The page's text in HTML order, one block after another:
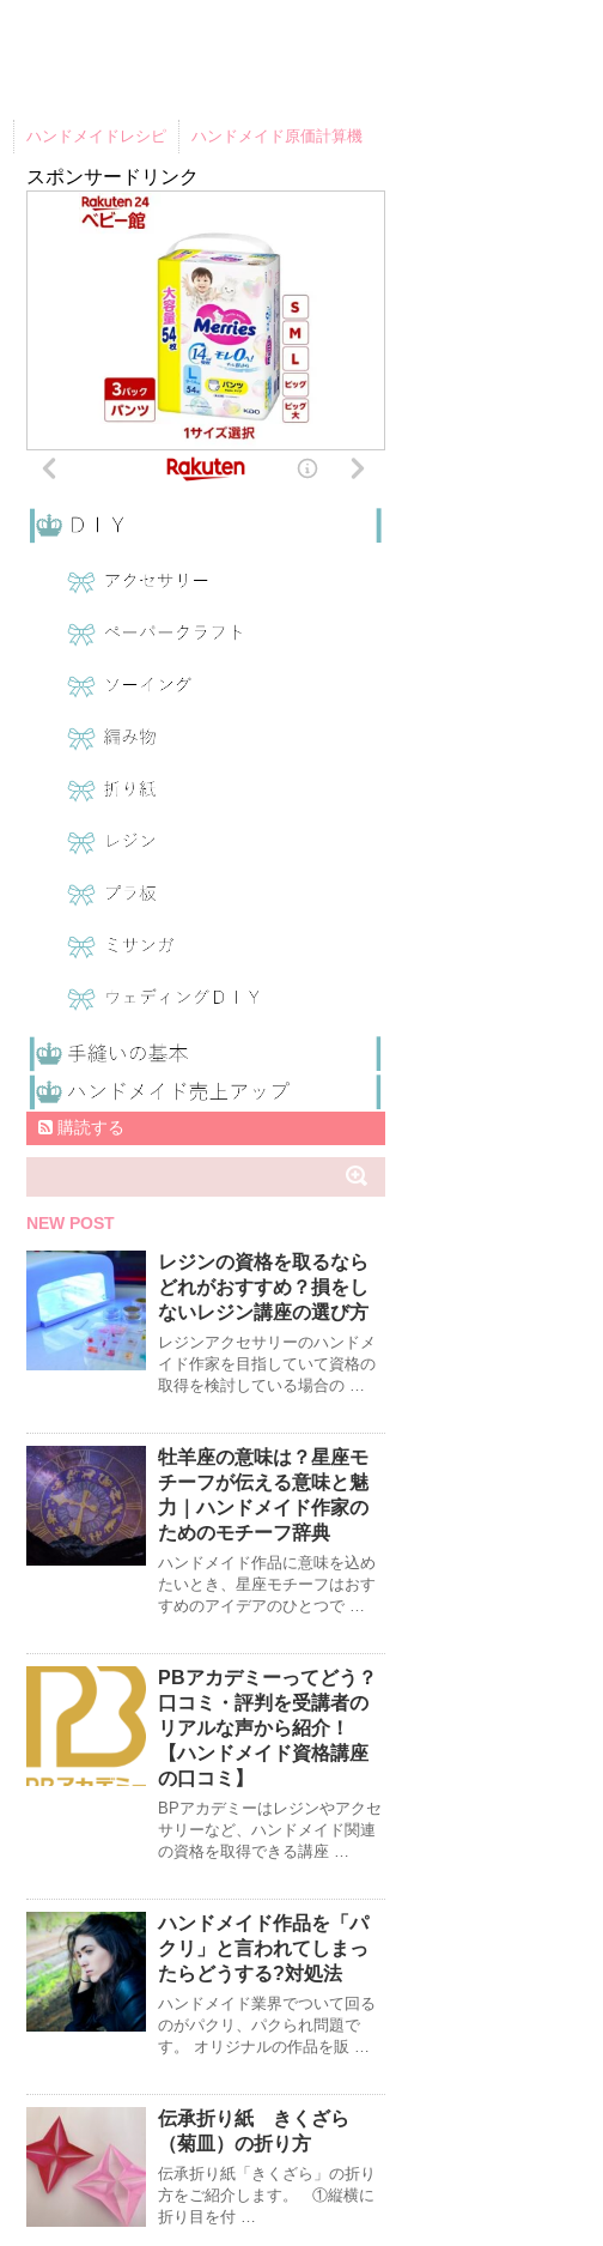
ハンドメイドレシピ ハンドメイド原価計算機
スポンサードリンク
購読する
NEW POST
レジンの資格を取るなら
どれがおすすめ？損をし
ないレジン講座の選び方
レジンアクセサリーのハンドメ
イド作家を目指していて資格の
取得を検討している場合の …
牡羊座の意味は？星座モ
チーフが伝える意味と魅
力｜ハンドメイド作家の
ためのモチーフ辞典
ハンドメイド作品に意味を込め
たいとき、星座モチーフはおす
すめのアイデアのひとつで …
PBアカデミーってどう？
口コミ・評判を受講者の
リアルな声から紹介！
【ハンドメイド資格講座
の口コミ】
BPアカデミーはレジンやアクセ
サリーなど、ハンドメイド関連
の資格を取得できる講座 …
ハンドメイド作品を「パ
クリ」と言われてしまっ
たらどうする?対処法
ハンドメイド業界でついて回る
のがパクリ、パクられ問題で
す。 オリジナルの作品を販 …
伝承折り紙 きくざら
（菊皿）の折り方
伝承折り紙「きくざら」の折り
方をご紹介します。 ①縦横に
折り目を付 …